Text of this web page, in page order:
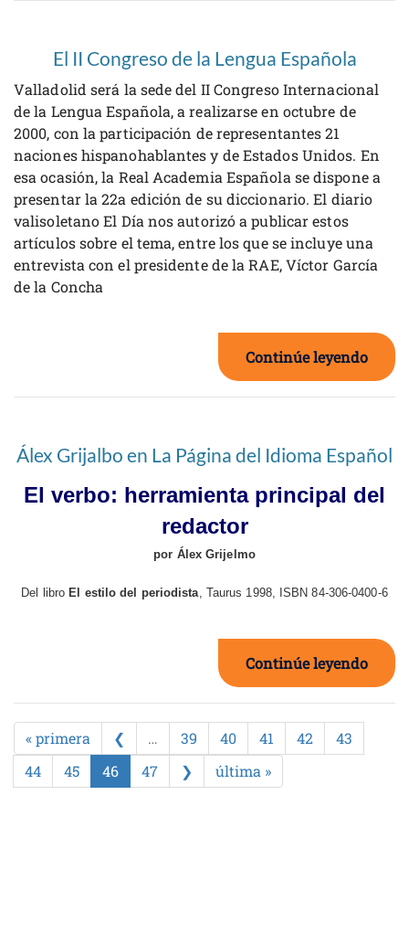
El II Congreso de la Lengua Española
Valladolid será la sede del II Congreso Internacional
de la Lengua Española, a realizarse en octubre de
2000, con la participación de representantes 21
naciones hispanohablantes y de Estados Unidos. En
esa ocasión, la Real Academia Española se dispone a
presentar la 22a edición de su diccionario. El diario
valisoletano El Día nos autorizó a publicar estos
artículos sobre el tema, entre los que se incluye una
entrevista con el presidente de la RAE, Víctor García
de la Concha
Continúe leyendo
Álex Grijalbo en La Página del Idioma Español
El verbo: herramienta principal del
redactor
por Álex Grijelmo
Del libro El estilo del periodista, Taurus 1998, ISBN 84-306-0400-6
Continúe leyendo
« primera ❮ … 39 40 41 42
43
44
45 46 47 ❯ última »